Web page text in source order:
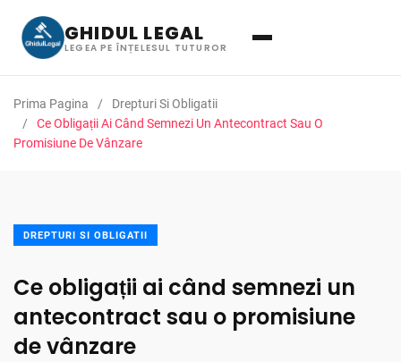
GHIDUL LEGAL
LEGEA PE ÎNȚELESUL TUTUROR
Prima Pagina
Drepturi Si Obligatii
Ce Obligații Ai Când Semnezi Un Antecontract Sau O
Promisiune De Vânzare
DREPTURI SI OBLIGATII
Ce obligații ai când semnezi un
antecontract sau o promisiune
de vânzare